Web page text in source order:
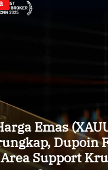
Emas
Dupoin
Support